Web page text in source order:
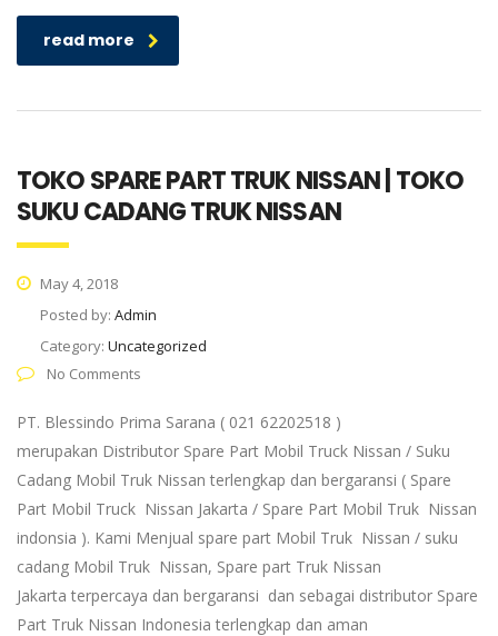
read more
TOKO SPARE PART TRUK NISSAN | TOKO
SUKU CADANG TRUK NISSAN
May 4, 2018
Posted by: Admin
Category: Uncategorized
No Comments
PT. Blessindo Prima Sarana ( 021 62202518 )
merupakan Distributor Spare Part Mobil Truck Nissan / Suku
Cadang Mobil Truk Nissan terlengkap dan bergaransi ( Spare
Part Mobil Truck Nissan Jakarta / Spare Part Mobil Truk Nissan
indonsia ). Kami Menjual spare part Mobil Truk Nissan / suku
cadang Mobil Truk Nissan, Spare part Truk Nissan
Jakarta terpercaya dan bergaransi dan sebagai distributor Spare
Part Truk Nissan Indonesia terlengkap dan aman